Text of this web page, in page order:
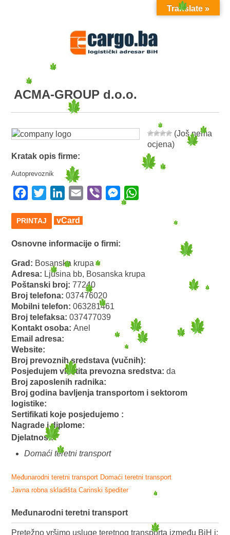
MENU
ACMA-GROUP d.o.o.
(Još nema
ocjena)
Kratak opis firme:
Autoprevoznik
Facebook
Twitter LinkedIn
Email Viber Messenger
PRINTAJ vCard
Osnovne informacije o firmi:
Grad: Bosanska krupa
Adresa: Ljusina bb, Bosanska krupa
Poštanski broj:77240
Broj telefona:037476020
Mobilni telefon:063281461
Broj telefaksa:037477039
Kontakt osoba:Anel
Email adresa:
Website:
Broj prevoznih sredstava (vučnih):
Posjedujem vlastita prevozna sredstva:da
Broj zaposlenih radnika:
Broj godina bavljenja transportom i sektorom
logistike:
Sertifikati koje posjedujemo :
Nagrade i diplome:
Djelatnost:
Domaći teretni transport
Međunarodni teretni transport Domaći teretni transport
Javna robna skladišta Carinski špediter
Međunarodni teretni transport
Pretežno vršimo usluge teretnog transporta između BiH i:
Translate »